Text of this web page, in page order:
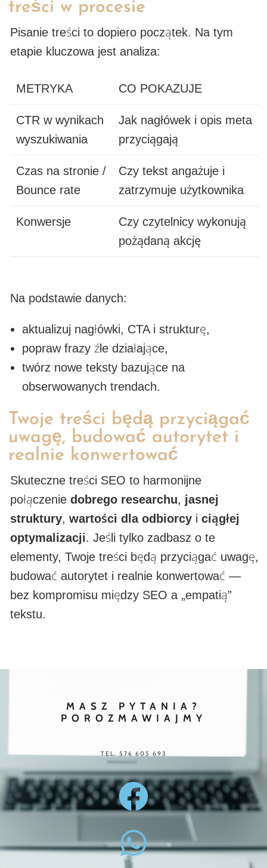
treści w procesie
Pisanie treści to dopiero początek. Na tym
etapie kluczowa jest analiza:
METRYKA CO POKAZUJE
CTR w wynikach
wyszukiwania
Jak nagłówek i opis meta
przyciągają
Czas na stronie /
Bounce rate
Czy tekst angażuje i
zatrzymuje użytkownika
Konwersje
Czy czytelnicy wykonują
pożądaną akcję
Na podstawie danych:
aktualizuj nagłówki, CTA i strukturę,
popraw frazy źle działające,
twórz nowe teksty bazujące na
obserwowanych trendach.
Twoje treści będą przyciągać
uwagę, budować autorytet i
realnie konwertować
Skuteczne treści SEO to harmonijne
połączenie dobrego researchu, jasnej
struktury, wartości dla odbiorcy i ciągłej
optymalizacji. Jeśli tylko zadbasz o te
elementy, Twoje treści będą przyciągać uwagę,
budować autorytet i realnie konwertować —
bez kompromisu między SEO a „empatią”
tekstu.
MASZ PYTANIA?
POROZMAWIAJMY
TEL. 576 605 693